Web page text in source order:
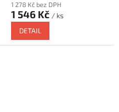
1 278 Kč bez DPH
1 546 Kč / ks
DETAIL